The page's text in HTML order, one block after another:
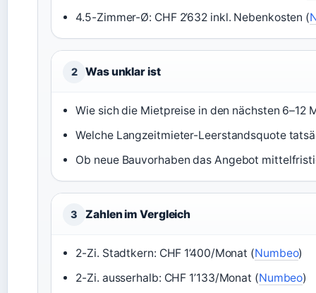
4.5-Zimmer-Ø: CHF 2’632 inkl. Nebenkosten (
2 Was unklar ist
Wie sich die Mietpreise in den nächsten 6–12
Welche Langzeitmieter-Leerstandsquote
Ob neue Bauvorhaben das Angebot
3 Zahlen im Vergleich
2-Zi. Stadtkern: CHF 1’400/Monat (Numbeo)
2-Zi. ausserhalb: CHF 1’133/Monat (Numbeo)